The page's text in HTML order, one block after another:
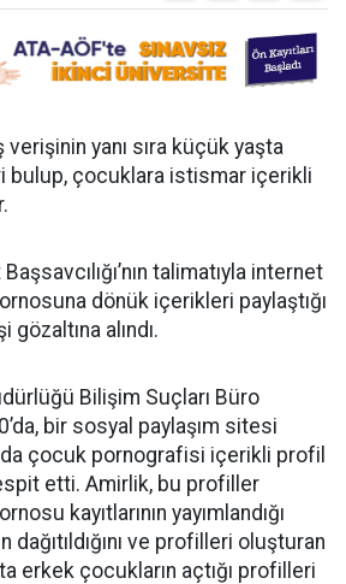
yanı sıra küçük yaşta
bulup, çocuklara istismar içerikli
talimatıyla internet
dönük içerikleri paylaştığı
alındı.
Bilişim Suçları Büro
bir sosyal paylaşım sitesi
çocuk pornografisi içerikli profil
etti. Amirlik, bu profiller
kayıtlarının yayımlandığı
ve profilleri oluşturan
erkek çocukların açtığı profilleri